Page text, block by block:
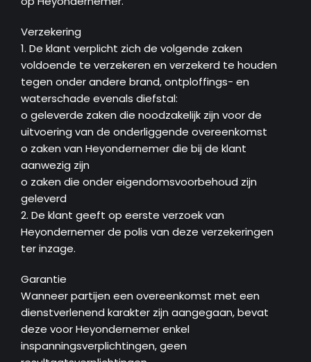
Verzekering
1. De klant verplicht zich de volgende zaken
voldoende te verzekeren en verzekerd te houden
tegen onder andere brand, ontploffings- en
waterschade evenals diefstal:
o geleverde zaken die noodzakelijk zijn voor de
uitvoering van de onderliggende overeenkomst
o zaken van Heyondernemer die bij de klant
aanwezig zijn
o zaken die onder eigendomsvoorbehoud zijn
geleverd
2. De klant geeft op eerste verzoek van
Heyondernemer de polis van deze verzekeringen
ter inzage.
Garantie
Wanneer partijen een overeenkomst met een
dienstverlenend karakter zijn aangegaan, bevat
deze voor Heyondernemer enkel
inspanningsverplichtingen, geen